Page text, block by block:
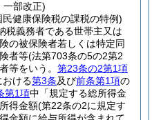
一部改正)
健康保険税の課税の特例)
税義務者である世帯主又は
の被保険者若しくは特定同
者等(法第703条の5の2第2
等をいう。 第23条の2第1項
おける第3条及び前条第1項の
第1項中「規定する総所得金
得金額(第22条の2に規定す